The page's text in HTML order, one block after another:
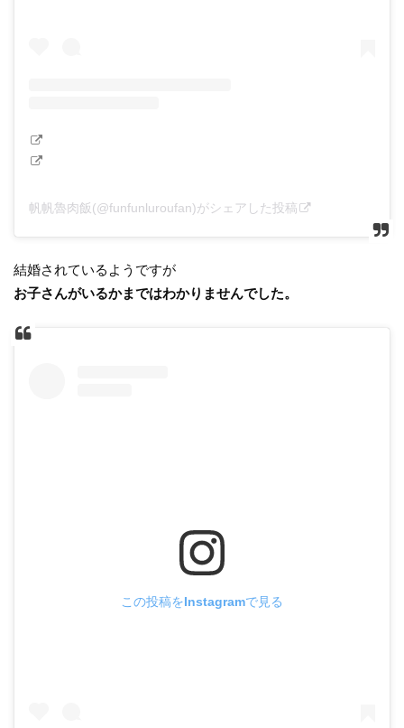
帆帆魯肉飯(@funfunluroufan)がシェアした投稿
結婚されているようですが
お子さんがいるかまではわかりませんでした。
この投稿をInstagramで見る